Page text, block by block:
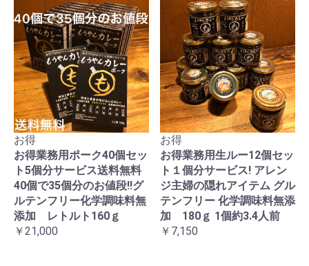
お得
お得業務用ポーク40個セッ
ト5個分サービス送料無料
40個で35個分のお値段!!グ
ルテンフリー化学調味料無
添加 レトルト160ｇ
￥21,000
お得
お得業務用生ルー12個セッ
ト１個分サービス! アレン
ジ主婦の隠れアイテム グル
テンフリー 化学調味料無添
加 180ｇ 1個約3.4人前
￥7,150